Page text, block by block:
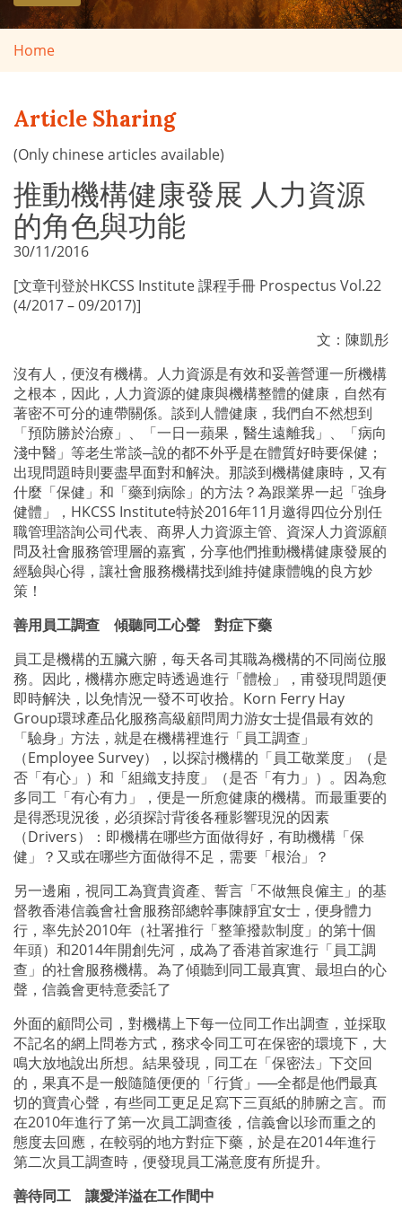
Home
Article Sharing
(Only chinese articles available)
推動機構健康發展 人力資源
的角色與功能
30/11/2016
[文章刊登於HKCSS Institute 課程手冊 Prospectus Vol.22
(4/2017 – 09/2017)]
文：陳凱彤
沒有人，便沒有機構。人力資源是有效和妥善營運一所機構
之根本，因此，人力資源的健康與機構整體的健康，自然有
著密不可分的連帶關係。談到人體健康，我們自不然想到
「預防勝於治療」、「一日一蘋果，醫生遠離我」、「病向
淺中醫」等老生常談─說的都不外乎是在體質好時要保健；
出現問題時則要盡早面對和解決。那談到機構健康時，又有
什麼「保健」和「藥到病除」的方法？為跟業界一起「強身
健體」，HKCSS Institute特於2016年11月邀得四位分別任
職管理諮詢公司代表、商界人力資源主管、資深人力資源顧
問及社會服務管理層的嘉賓，分享他們推動機構健康發展的
經驗與心得，讓社會服務機構找到維持健康體魄的良方妙
策！
善用員工調查 傾聽同工心聲 對症下藥
員工是機構的五臟六腑，每天各司其職為機構的不同崗位服
務。因此，機構亦應定時透過進行「體檢」，甫發現問題便
即時解決，以免情況一發不可收拾。Korn Ferry Hay
Group環球產品化服務高級顧問周力游女士提倡最有效的
「驗身」方法，就是在機構裡進行「員工調查」
（Employee Survey），以探討機構的「員工敬業度」（是
否「有心」）和「組織支持度」（是否「有力」）。因為愈
多同工「有心有力」，便是一所愈健康的機構。而最重要的
是得悉現況後，必須探討背後各種影響現況的因素
（Drivers）：即機構在哪些方面做得好，有助機構「保
健」？又或在哪些方面做得不足，需要「根治」？
另一邊廂，視同工為寶貴資產、誓言「不做無良僱主」的基
督教香港信義會社會服務部總幹事陳靜宜女士，便身體力
行，率先於2010年（社署推行「整筆撥款制度」的第十個
年頭）和2014年開創先河，成為了香港首家進行「員工調
查」的社會服務機構。為了傾聽到同工最真實、最坦白的心
聲，信義會更特意委託了
外面的顧問公司，對機構上下每一位同工作出調查，並採取
不記名的網上問卷方式，務求令同工可在保密的環境下，大
鳴大放地說出所想。結果發現，同工在「保密法」下交回
的，果真不是一般隨隨便便的「行貨」──全都是他們最真
切的寶貴心聲，有些同工更足足寫下三頁紙的肺腑之言。而
在2010年進行了第一次員工調查後，信義會以珍而重之的
態度去回應，在較弱的地方對症下藥，於是在2014年進行
第二次員工調查時，便發現員工滿意度有所提升。
善待同工 讓愛洋溢在工作間中